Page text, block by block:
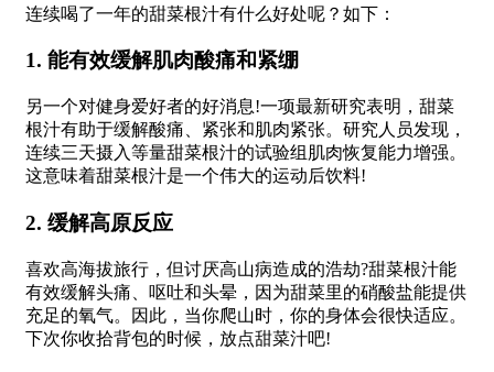
连续喝了一年的甜菜根汁有什么好处呢？如下：
1. 能有效缓解肌肉酸痛和紧绷
另一个对健身爱好者的好消息!一项最新研究表明，甜菜
根汁有助于缓解酸痛、紧张和肌肉紧张。研究人员发现，
连续三天摄入等量甜菜根汁的试验组肌肉恢复能力增强。
这意味着甜菜根汁是一个伟大的运动后饮料!
2. 缓解高原反应
喜欢高海拔旅行，但讨厌高山病造成的浩劫?甜菜根汁能
有效缓解头痛、呕吐和头晕，因为甜菜里的硝酸盐能提供
充足的氧气。因此，当你爬山时，你的身体会很快适应。
下次你收拾背包的时候，放点甜菜汁吧!